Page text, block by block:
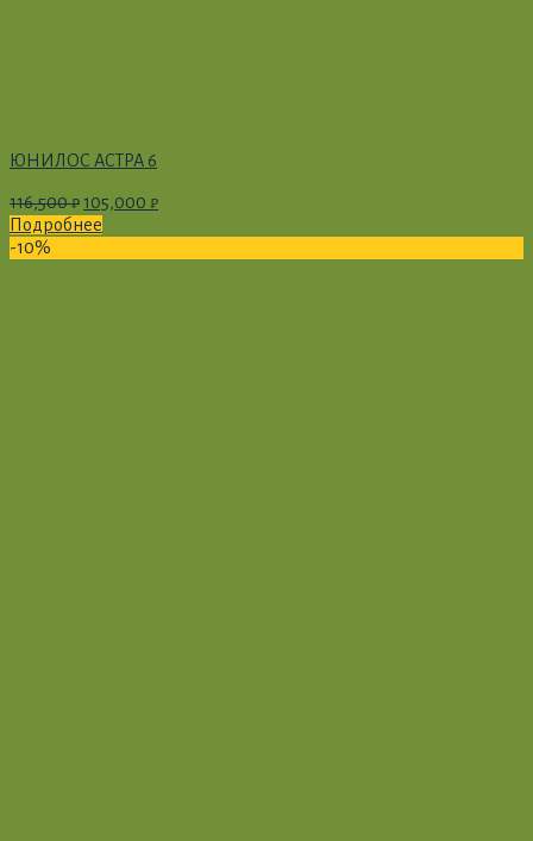
ЮНИЛОС АСТРА 6
116,500₽ 105,000 ₽
Подробнее
-10%